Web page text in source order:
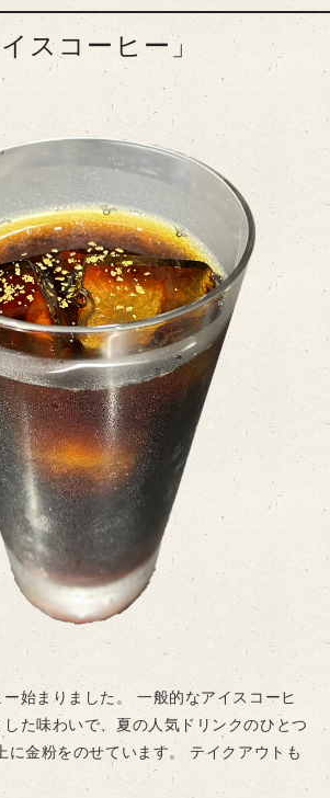
スコーヒー」
始まりました。 一般的なアイスコーヒ
た味わいで、夏の人気ドリンクのひとつ
に金粉をのせています。 テイクアウトも